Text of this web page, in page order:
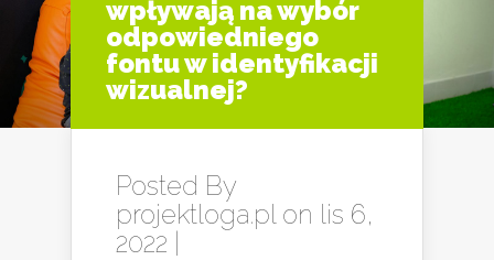
wpływają na wybór
odpowiedniego
fontu w identyfikacji
wizualnej?
Posted By
projektloga.pl on lis 6,
2022 |